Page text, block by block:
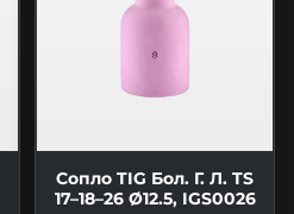
Сопло TIG Бол. Г. Л. TS
17–18–26 Ø12.5, IGS0026